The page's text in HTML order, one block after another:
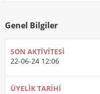
Genel Bilgiler
SON AKTIVITESI
22-06-24 12:06
ÜYELIK TARIHI